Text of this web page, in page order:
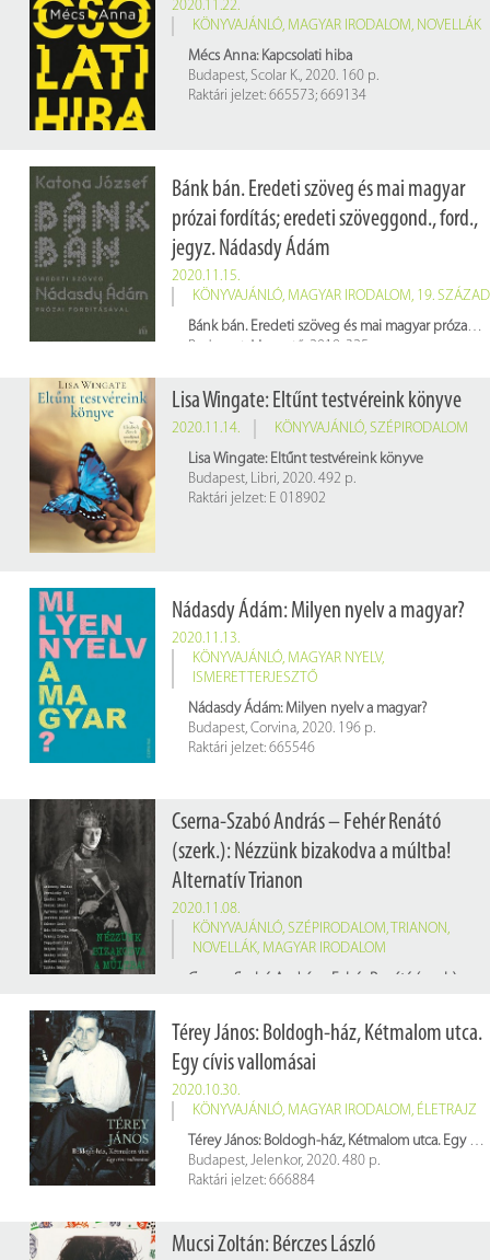
2020.11.22.
KÖNYVAJÁNLÓ, MAGYAR IRODALOM, NOVELLÁK
Mécs Anna: Kapcsolati hiba
Budapest, Scolar K., 2020. 160 p.
Raktári jelzet: 665573; 669134
Bánk bán. Eredeti szöveg és mai magyar
prózai fordítás; eredeti szöveggond., ford.,
jegyz. Nádasdy Ádám
2020.11.15.
KÖNYVAJÁNLÓ, MAGYAR IRODALOM, 19. SZÁZAD
Bánk bán. Eredeti szöveg és mai magyar prózai fordítás; eredeti szöveggond., ford., jegyz. Nádasdy Ádám
Budapest, Magvető, 2019. 325 p.
Lisa Wingate: Eltűnt testvéreink könyve
2020.11.14. KÖNYVAJÁNLÓ, SZÉPIRODALOM
Lisa Wingate: Eltűnt testvéreink könyve
Budapest, Libri, 2020. 492 p.
Raktári jelzet: E 018902
Nádasdy Ádám: Milyen nyelv a magyar?
2020.11.13.
KÖNYVAJÁNLÓ, MAGYAR NYELV,
ISMERETTERJESZTŐ
Nádasdy Ádám: Milyen nyelv a magyar?
Budapest, Corvina, 2020. 196 p.
Raktári jelzet: 665546
Cserna-Szabó András – Fehér Renátó
(szerk.): Nézzünk bizakodva a múltba!
Alternatív Trianon
2020.11.08.
KÖNYVAJÁNLÓ, SZÉPIRODALOM, TRIANON,
NOVELLÁK, MAGYAR IRODALOM
Térey János: Boldogh-ház, Kétmalom utca.
Egy cívis vallomásai
2020.10.30.
KÖNYVAJÁNLÓ, MAGYAR IRODALOM, ÉLETRAJZ
Térey János: Boldogh-ház, Kétmalom utca. Egy cívis vallomásai
Budapest, Jelenkor, 2020. 480 p.
Raktári jelzet: 666884
Mucsi Zoltán: Bérczes László